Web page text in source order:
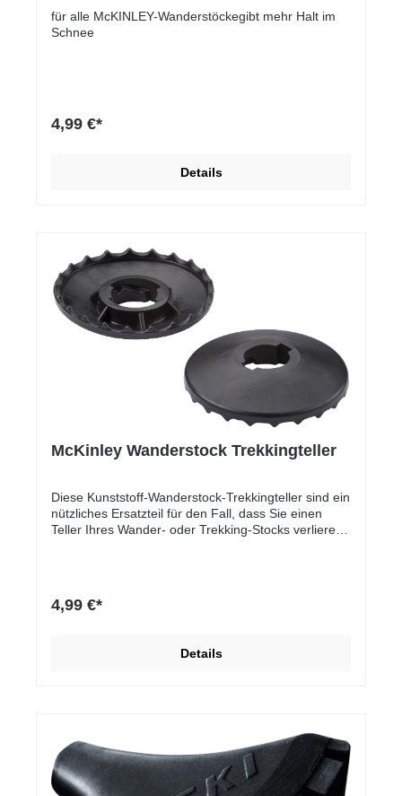
für alle McKINLEY-Wanderstöckegibt mehr Halt im
Schnee
4,99 €*
Details
McKinley Wanderstock Trekkingteller
Diese Kunststoff-Wanderstock-Trekkingteller sind ein
nützliches Ersatzteil für den Fall, dass Sie einen
Teller Ihres Wander- oder Trekking-Stocks verlieren
alle McKINLEY-Wanderstöcke2er-PackWanderstock
4,99 €*
Details